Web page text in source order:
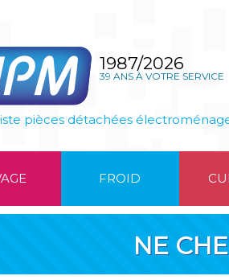
1987/2026
39 ANS À VOTRE SERVICE
pièces détachées
FROID
NE